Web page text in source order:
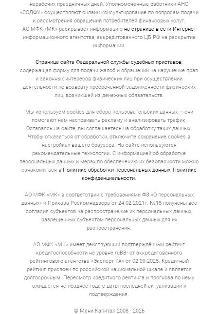
нерабочих праздничных дней. Уполномоченные работники АНО
«СОДФУ» осуществляют онлайн консультирование по вопросам подачи
и рассмотрения обращений потребителей финансовых услуг.
АО МФК «МК» раскрывает информацию на странице в сети Интернет
информационного агентства, аккредитованного ЦБ РФ на раскрытие
информации.
Страница сайта Федеральной службы судебных приставов,
содержащая форму для подачи жалоб и обращений на нарушение прав
и законных интересов физических лиц при осуществлении
деятельности по возврату просроченной задолженности физических
лиц, возникшей из денежных обязательств.
Мы используем cookies для сбора пользовательских данных — они
помогают нам настраивать рекламу и анализировать трафик.
Оставаясь на сайте, вы соглашаетесь на обработку таких данных.
Чтобы отказаться от обработки, отключите сохранение cookies в
настройках вашего браузера. На сайте используются
рекомендательные технологии. С информацией об обработке
персональных данных и мерах по обеспечению их безопасности можно
ознакомиться в Политике обработки персональных данных, Политике
конфиденциальности.
АО МФК «МК» в соответствии с требованиями ФЗ «О персональных
данных» и Приказа Роскомнадзора от 24.02.2021г. №18 получены все
согласия субъектов на распространение их персональных данных,
разрешенных субъектом персональных данных для их
распространения.
АО МФК «МК» имеет действующий подтверждённый рейтинг
кредитоспособности на уровне ruBB- от аккредитованного
рейтингового агентства «Эксперт РА» от 02.09.2025. Кредитный
рейтинг присвоен по российской национальной шкале и является
долгосрочным. Пересмотр кредитного рейтинга и прогноза по нему
ожидается не позднее года с даты последней актуализации и
подтверждения.
© Мани Капитал 2008 - 2026